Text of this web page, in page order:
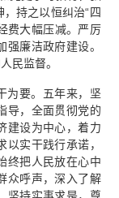
持之以恒纠治“四
费大幅压减。严厉
廉洁政府建设。
民监督。
为要。五年来，坚
导，全面贯彻党的
建设为中心，着力
实干践行承诺，
终把人民放在心中
众呼声，深入了解